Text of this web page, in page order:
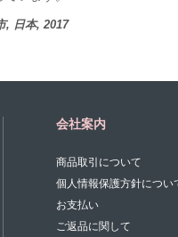
, 日本, 2017
会社案内
商品取引について
個人情報保護方針につい
お支払い
ご返品に関して